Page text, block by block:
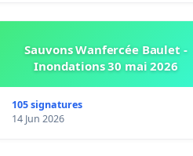
Sauvons Wanfercée Baulet -
Inondations 30 mai 2026
105 signatures
14 Jun 2026